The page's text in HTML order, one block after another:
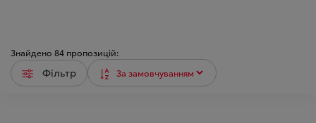
Знайдено 84 пропозицій:
Фільтр